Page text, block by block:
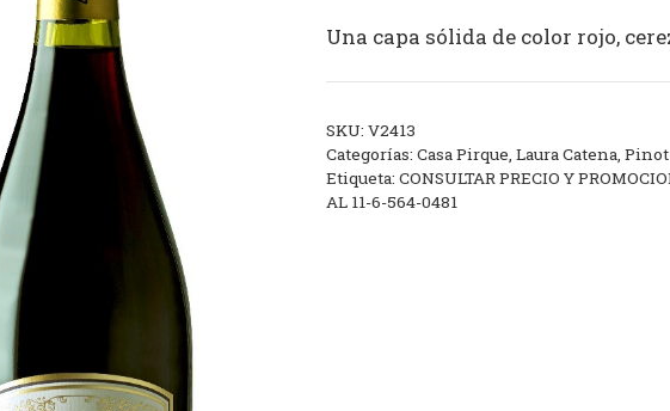
Una capa sólida de color rojo,
SKU: V2413
Categorías: Casa Pirque, Laura Catena,
Etiqueta: CONSULTAR PRECIO Y
AL 11-6-564-0481